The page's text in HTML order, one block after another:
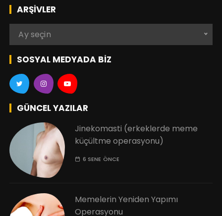
ARŞIVLER
ş
i
v
l
e
r
Ay seçin
SOSYAL MEDYADA BIZ
GÜNCEL YAZILAR
Jinekomasti (erkeklerde meme
küçültme operasyonu)
6 SENE ÖNCE
Memelerin Yeniden Yapımı
Operasyonu